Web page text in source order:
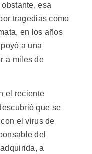
esa
tragedias como
en los años
a una
a miles de
el reciente
que se
el virus de
del
a